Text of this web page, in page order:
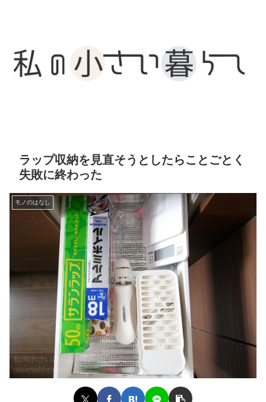
ラップ収納を見直そうとしたらことごとく
失敗に終わった
モノのはなし